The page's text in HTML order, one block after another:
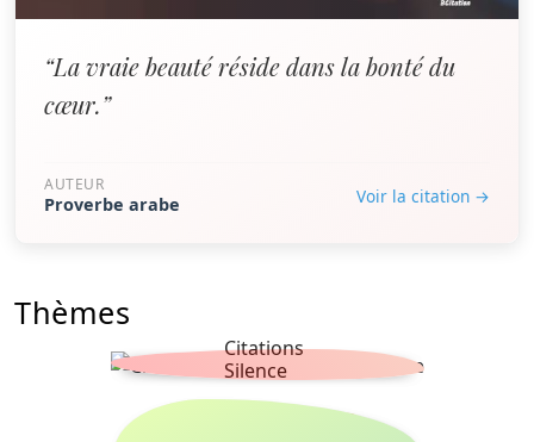
“La vraie beauté réside dans la bonté du
cœur.”
AUTEUR
Proverbe arabe Voir la citation →
Thèmes
Citations
Silence